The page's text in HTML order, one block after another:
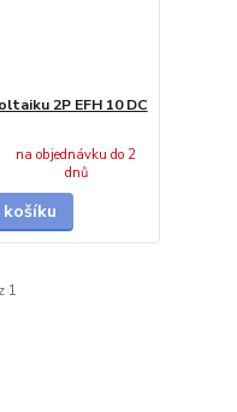
2P EFH 10 DC
na objednávku do 2
dnů
z 1